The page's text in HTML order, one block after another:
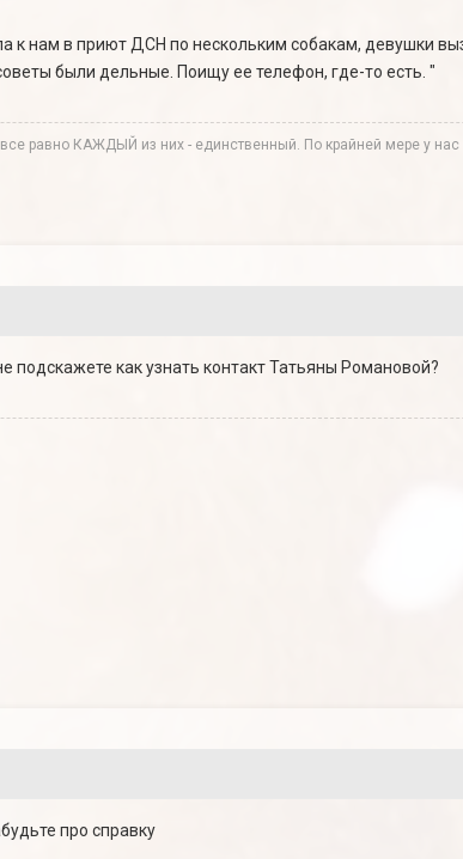
нам в приют ДСН по нескольким собакам, девушки
были дельные. Поищу ее телефон, где-то есть. "
равно КАЖДЫЙ из них - единственный. По крайней мере у нас
подскажете как узнать контакт Татьяны Романовой?
про справку